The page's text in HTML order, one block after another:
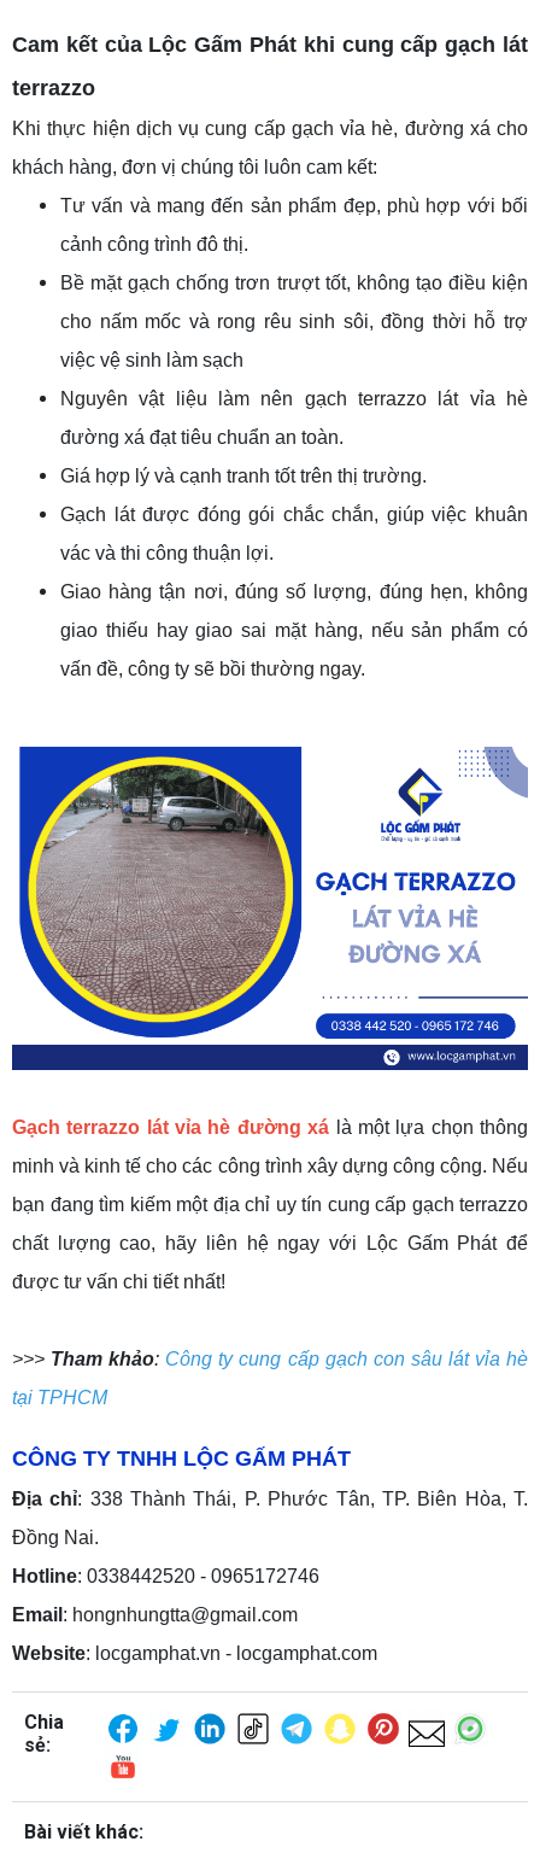
Cam kết của Lộc Gấm Phát khi cung cấp gạch lát
terrazzo
Khi thực hiện dịch vụ cung cấp gạch vỉa hè, đường xá cho
khách hàng, đơn vị chúng tôi luôn cam kết:
Tư vấn và mang đến sản phẩm đẹp, phù hợp với bối
cảnh công trình đô thị.
Bề mặt gạch chống trơn trượt tốt, không tạo điều kiện
cho nấm mốc và rong rêu sinh sôi, đồng thời hỗ trợ
việc vệ sinh làm sạch
Nguyên vật liệu làm nên gạch terrazzo lát vỉa hè
đường xá đạt tiêu chuẩn an toàn.
Giá hợp lý và cạnh tranh tốt trên thị trường.
Gạch lát được đóng gói chắc chắn, giúp việc khuân
vác và thi công thuận lợi.
Giao hàng tận nơi, đúng số lượng, đúng hẹn, không
giao thiếu hay giao sai mặt hàng, nếu sản phẩm có
vấn đề, công ty sẽ bồi thường ngay.
Gạch terrazzo lát vỉa hè đường xá là một lựa chọn thông
minh và kinh tế cho các công trình xây dựng công cộng. Nếu
bạn đang tìm kiếm một địa chỉ uy tín cung cấp gạch terrazzo
chất lượng cao, hãy liên hệ ngay với Lộc Gấm Phát để
được tư vấn chi tiết nhất!
>>> Tham khảo: Công ty cung cấp gạch con sâu lát vỉa hè
tại TPHCM
CÔNG TY TNHH LỘC GẤM PHÁT
Địa chỉ: 338 Thành Thái, P. Phước Tân, TP. Biên Hòa, T.
Đồng Nai.
Hotline: 0338442520 - 0965172746
Email : hongnhungtta@gmail.com
Website: locgamphat.vn - locgamphat.com
Chia
sẻ:
Bài viết khác: